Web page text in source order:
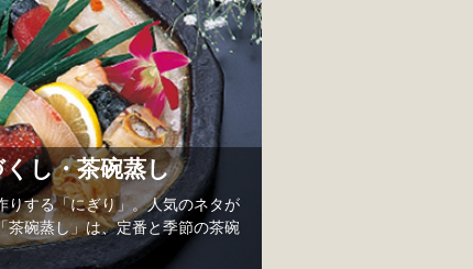
し・茶碗蒸し
りする「にぎり」。人気のネタが
茶碗蒸し」は、定番と季節の茶碗